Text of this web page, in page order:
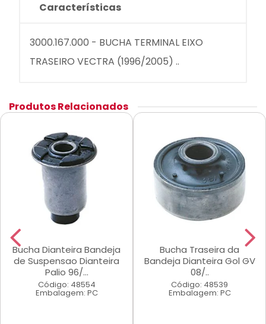
Características
3000.167.000 - BUCHA TERMINAL EIXO
TRASEIRO VECTRA (1996/2005) ..
Produtos Relacionados
Bucha Dianteira Bandeja
de Suspensao Dianteira
Palio 96/...
Código: 48554
Embalagem: PC
Bucha Traseira da
Bandeja Dianteira Gol GV
08/..
Código: 48539
Embalagem: PC